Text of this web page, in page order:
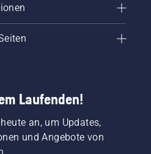
Laufenden!
an, um Updates,
und Angebote von